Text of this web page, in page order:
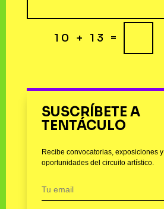
10 + 13 =
SUSCRÍBETE A
TENTÁCULO
Recibe convocatorias, exposiciones y
oportunidades del circuito artístico.